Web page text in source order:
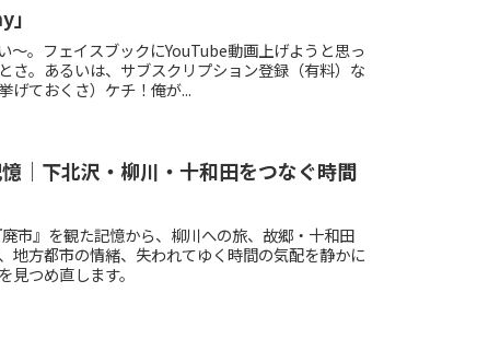
～。フェイスブックにYouTube動画上げようと思っ
さ。あるいは、サブスクリプション登録（有料）な
げておくさ）ケチ！俺が...
｜下北沢・柳川・十和田をつなぐ時間
市』を観た記憶から、柳川への旅、故郷・十和田
地方都市の情緒、失われてゆく時間の気配を静かに
つめ直します。